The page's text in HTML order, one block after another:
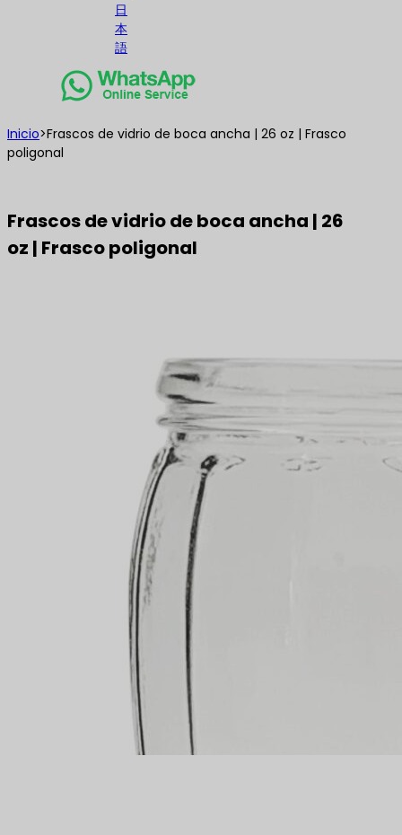
日
本
語
Inicio>Frascos de vidrio de boca ancha | 26 oz | Frasco
poligonal
Frascos de vidrio de boca ancha | 26
oz | Frasco poligonal